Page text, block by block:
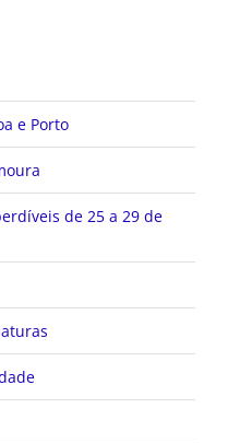
e Porto
de 25 a 29 de